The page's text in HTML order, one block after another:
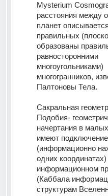
Mysterium
расстояния между
планет
правильных
образованы
равносторонними
многоугольниками)
многогранников,
Палтоновы Тела.
Сакральная
Подобия-
начертания в
имеют подключение
(информационно
одних координатах)
информационном
(Каббала
структурам